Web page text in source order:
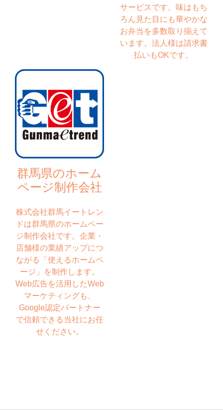
サービスです。味はもち
ろん見た目にも華やかな
お弁当を多数取り揃えて
います。法人様は請求書
払いもOKです。
群馬県のホーム
ページ制作会社
株式会社群馬イートレン
ドは群馬県のホームペー
ジ制作会社です。企業・
店舗様の業績アップにつ
ながる「使えるホームペ
ージ」を制作します。
Web広告を活用したWeb
マーケティングも、
Google認定パートナー
で信頼できる当社にお任
せください。